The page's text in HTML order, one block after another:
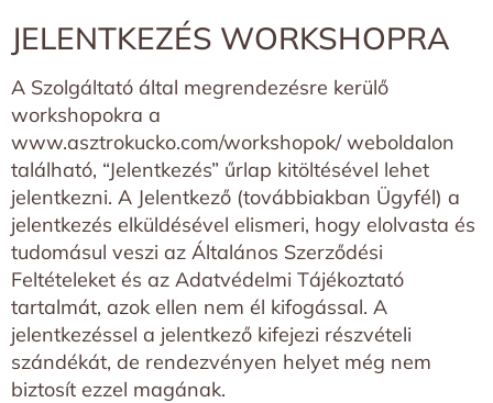
JELENTKEZÉS WORKSHOPRA
A Szolgáltató által megrendezésre kerülő
workshopokra a
www.asztrokucko.com/workshopok/weboldalon
található, “Jelentkezés” űrlap kitöltésével lehet
jelentkezni. A Jelentkező (továbbiakban Ügyfél) a
jelentkezés elküldésével elismeri, hogy elolvasta és
tudomásul veszi az Általános Szerződési
Feltételeket és az Adatvédelmi Tájékoztató
tartalmát, azok ellen nem él kifogással. A
jelentkezéssel a jelentkező kifejezi részvételi
szándékát, de rendezvényen helyet még nem
biztosít ezzel magának.